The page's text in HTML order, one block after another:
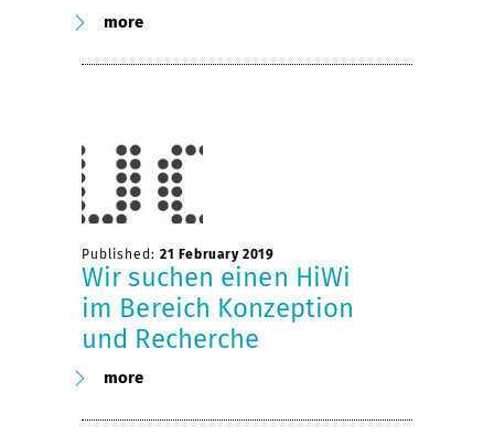
more
Published: 21 February 2019
Wir suchen einen HiWi
im Bereich Konzeption
und Recherche
more